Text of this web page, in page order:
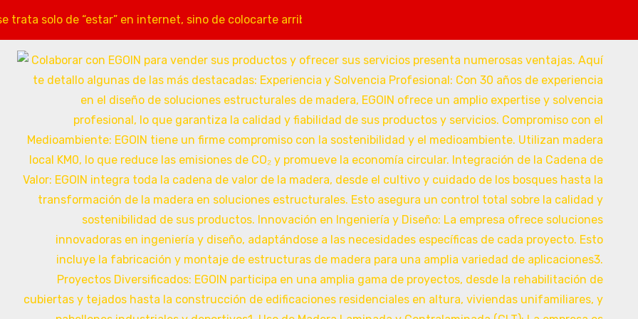
se trata solo de “estar” en internet, sino de colocarte arriba del todo en Google